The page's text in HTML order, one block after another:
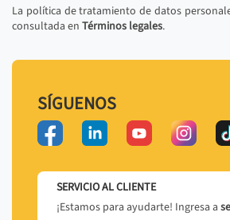
La política de tratamiento de datos
consultada en Términos legales.
SÍGUENOS
SERVICIO AL CLIENTE
¡Estamos para ayudarte! Ingresa a